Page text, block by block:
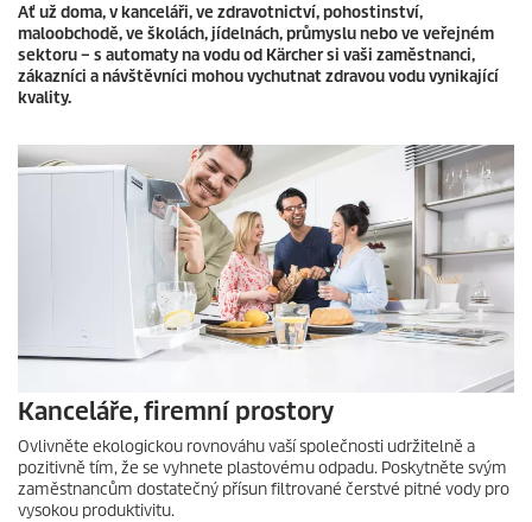
Ať už doma, v kanceláři, ve zdravotnictví, pohostinství,
maloobchodě, ve školách, jídelnách, průmyslu nebo ve veřejném
sektoru – s automaty na vodu od Kärcher si vaši zaměstnanci,
zákazníci a návštěvníci mohou vychutnat zdravou vodu vynikající
kvality.
Kanceláře, firemní prostory
Ovlivněte ekologickou rovnováhu vaší společnosti udržitelně a
pozitivně tím, že se vyhnete plastovému odpadu. Poskytněte svým
zaměstnancům dostatečný přísun filtrované čerstvé pitné vody pro
vysokou produktivitu.